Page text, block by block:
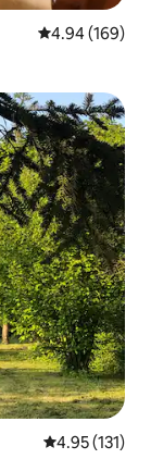
평점 4.94점(5
4.94 (169)
평점 4.95점(5
4.95 (131)